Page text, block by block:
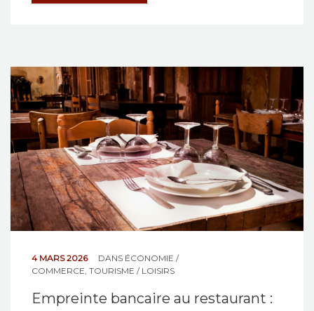
4 MARS 2026 DANS ÉCONOMIE /
COMMERCE, TOURISME / LOISIRS
Empreinte bancaire au restaurant :